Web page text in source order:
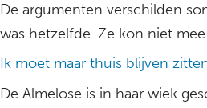
De argumenten verschilden
was hetzelfde. Ze kon niet mee.
Ik moet maar thuis blijven
De Almelose is in haar wiek